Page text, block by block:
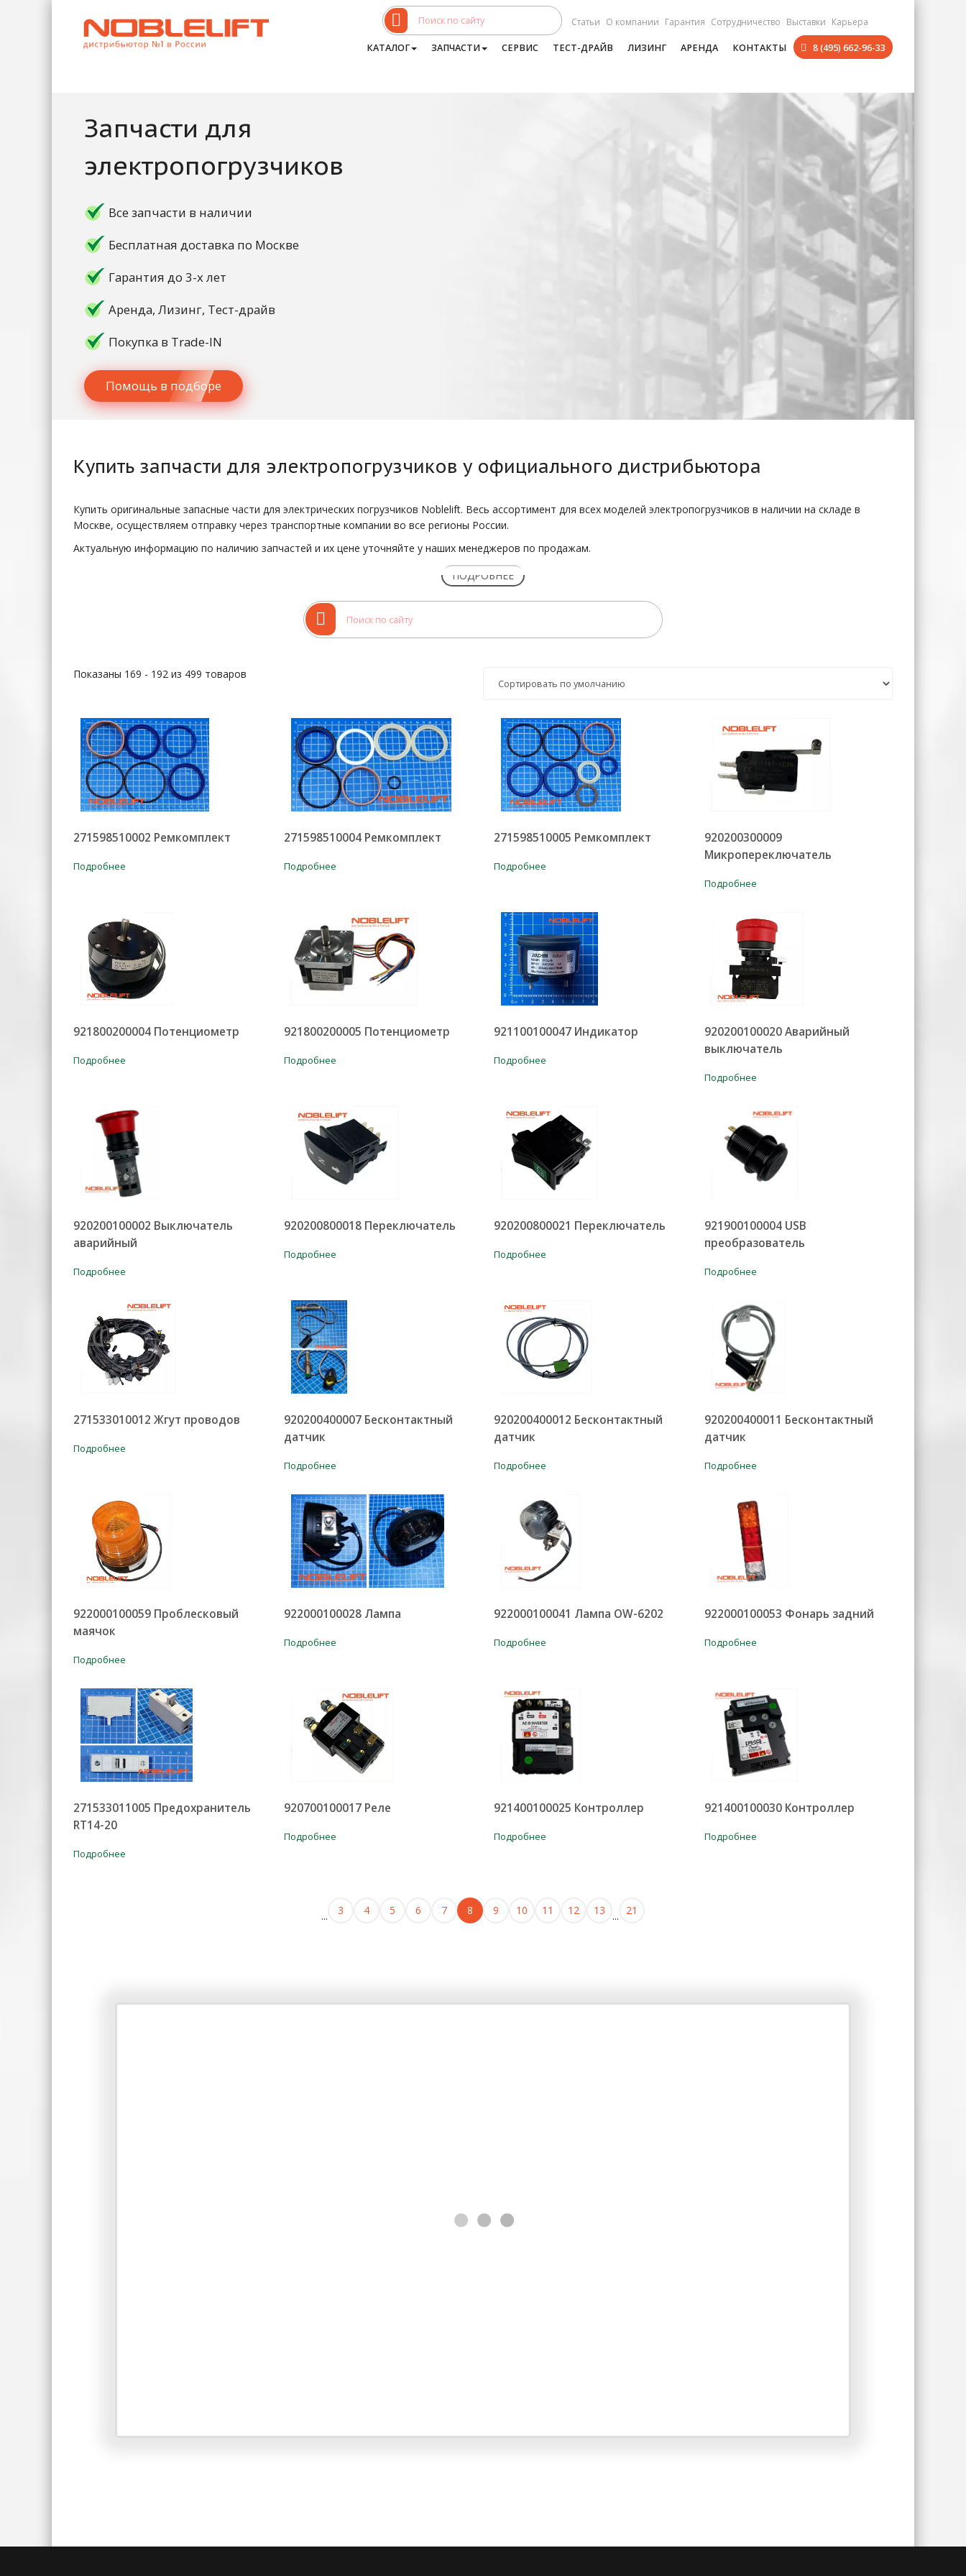
Статьи О компании Гарантия Сотрудничество Выставки Карьера
КАТАЛОГ ЗАПЧАСТИ СЕРВИС ТЕСТ-ДРАЙВ ЛИЗИНГ АРЕНДА КОНТАКТЫ 8 (495) 662-96-33
Запчасти для
электропогрузчиков
Все запчасти в наличии
Бесплатная доставка по Москве
Гарантия до 3-х лет
Аренда, Лизинг, Тест-драйв
Покупка в Trade-IN
Помощь в подборе
Купить запчасти для электропогрузчиков у официального дистрибьютора
Купить оригинальные запасные части для электрических погрузчиков Noblelift. Весь ассортимент для всех моделей электропогрузчиков в наличии на складе в
Москве, осуществляем отправку через транспортные компании во все регионы России.
Актуальную информацию по наличию запчастей и их цене уточняйте у наших менеджеров по продажам.
ПОДРОБНЕЕ
Показаны 169 - 192 из 499 товаров
271598510002 Ремкомплект
Подробнее
271598510004 Ремкомплект
Подробнее
271598510005 Ремкомплект
Подробнее
920200300009
Микропереключатель
Подробнее
921800200004 Потенциометр
Подробнее
921800200005 Потенциометр
Подробнее
921100100047 Индикатор
Подробнее
920200100020 Аварийный
выключатель
Подробнее
920200100002 Выключатель
аварийный
Подробнее
920200800018 Переключатель
Подробнее
920200800021 Переключатель
Подробнее
921900100004 USB
преобразователь
Подробнее
271533010012 Жгут проводов
Подробнее
920200400007 Бесконтактный
датчик
Подробнее
920200400012 Бесконтактный
датчик
Подробнее
920200400011 Бесконтактный
датчик
Подробнее
922000100059 Проблесковый
маячок
Подробнее
922000100028 Лампа
Подробнее
922000100041 Лампа OW-6202
Подробнее
922000100053 Фонарь задний
Подробнее
271533011005 Предохранитель
RT14-20
Подробнее
920700100017 Реле
Подробнее
921400100025 Контроллер
Подробнее
921400100030 Контроллер
Подробнее
... 3 4 5 6 7 8 9 10 11 12 13 ... 21